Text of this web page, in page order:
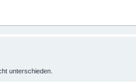
unterschieden.